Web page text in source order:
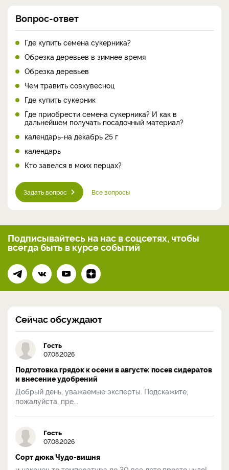
Вопрос-ответ
Где купить семена сукерника?
Обрезка деревьев в зимнее время
Обрезка деревьев
Чем травить совкувесноц
Где купить сукерник
Где приобрести семена сукерника? И как в
дальнейшем получать посадочный материал?
календарь-на декабрь 25 г
календарь
Кто завелся в моих перцах?
Задать вопрос Все вопросы
Подписывайтесь на нас в соцсетях, чтобы
всегдабыть в курсе событий
Сейчас обсуждают
Гость
07.08.2026
Подготовка грядок к осени в августе: посев сидератов
и внесение удобрений
Добрый день, уважаемые эксперты. Подскажите,
пожалуйста, пре...
Гость
07.08.2026
Сорт дюка Чудо-вишня